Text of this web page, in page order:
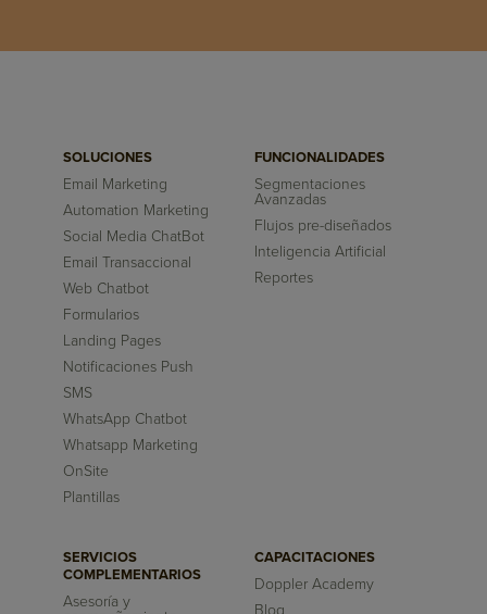
SOLUCIONES
Email Marketing
Automation Marketing
Social Media ChatBot
Email Transaccional
Web Chatbot
Formularios
Landing Pages
Notificaciones Push
SMS
WhatsApp Chatbot
Whatsapp Marketing
OnSite
Plantillas
FUNCIONALIDADES
Segmentaciones
Avanzadas
Flujos pre-diseñados
Inteligencia Artificial
Reportes
SERVICIOS
COMPLEMENTARIOS
Asesoría y
CAPACITACIONES
Doppler Academy